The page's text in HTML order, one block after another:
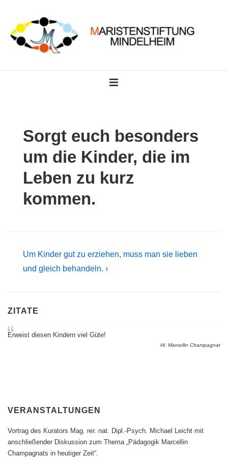
Inhalt
Sorgt euch besonders
um die Kinder, die im
Leben zu kurz
kommen.
Beitragsnavigation
Next
Post
Um Kinder gut zu erziehen, muss man sie lieben
und gleich behandeln. ›
ZITATE
Erweist diesen Kindern viel Güte!
Hl. Marcellin Champagnat
VERANSTALTUNGEN
Vortrag des Kurators Mag. rer. nat. Dipl.-Psych. Michael Leicht mit
anschließender Diskussion zum Thema „Pädagogik Marcellin
Champagnats in heutiger Zeit“.